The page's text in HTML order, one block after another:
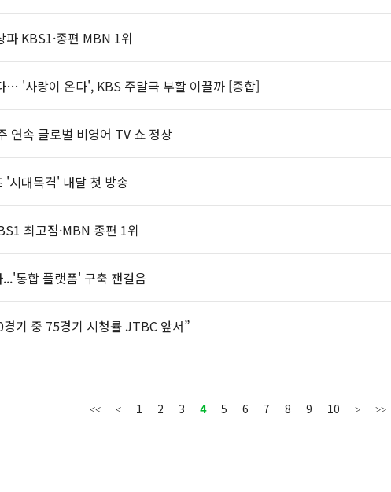
파 KBS1·종편 MBN 1위
… '사랑이 온다', KBS 주말극 부활 이끌까 [종합]
연속 글로벌 비영어 TV 쇼 정상
'시대목격' 내달 첫 방송
최고점·MBN 종편 1위
통합 플랫폼' 구축 잰걸음
기 중 75경기 시청률 JTBC 앞서”
1 2 3 4 5 6 7 8 9 10